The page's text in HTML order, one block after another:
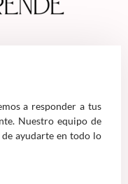
a responder a tus
Nuestro equipo de
ayudarte en todo lo